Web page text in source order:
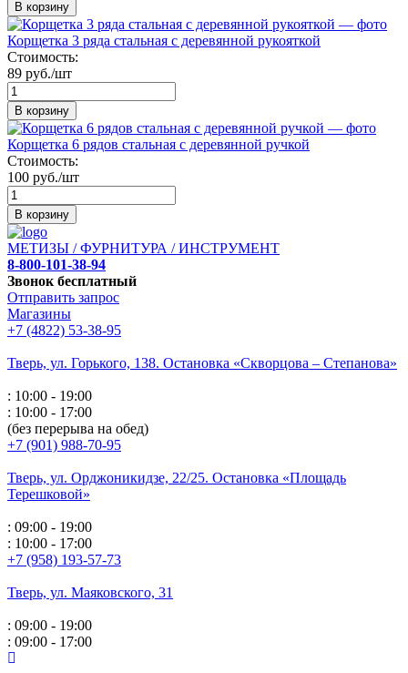
В корзину
Корщетка 3 ряда стальная с деревянной рукояткой
Стоимость:
89 руб./шт
В корзину
Корщетка 6 рядов стальная с деревянной ручкой
Стоимость:
100 руб./шт
В корзину
МЕТИЗЫ / ФУРНИТУРА / ИНСТРУМЕНТ
8-800-101-38-94
Звонок бесплатный
Отправить запрос
Магазины
+7 (4822) 53-38-95
Тверь, ул. Горького, 138. Остановка «Скворцова – Степанова»
: 10:00 - 19:00
: 10:00 - 17:00
(без перерыва на обед)
+7 (901) 988-70-95
Тверь, ул. Орджоникидзе, 22/25. Остановка «Площадь
Терешковой»
: 09:00 - 19:00
: 10:00 - 17:00
+7 (958) 193-57-73
Тверь, ул. Маяковского, 31
: 09:00 - 19:00
: 09:00 - 17:00